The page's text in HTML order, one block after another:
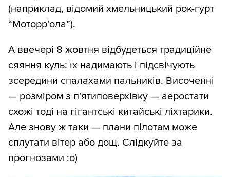
(наприклад, відомий хмельницький рок-гурт
“Моторр'ола”).
А ввечері 8 жовтня відбудеться традиційне
сяяння куль: їх надимають і підсвічують
зсередини спалахами пальників. Височенні
— розміром з п'ятиповерхівку — аеростати
схожі тоді на гігантські китайські ліхтарики.
Але знову ж таки — плани пілотам може
сплутати вітер або дощ. Слідкуйте за
прогнозами :о)